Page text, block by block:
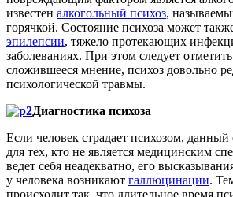
известен алкогольный психоз,
горячкой. Состояние психоза может
эпилепсии, тяжело протекающих
заболеваниях. При этом следует
сложившееся мнение, психоз довольно
психологической травмы.
Диагностика психоза
Если человек страдает психозом,
для тех, кто не является медицинским
ведет себя неадекватно, его
у человека возникают галлюцинации.